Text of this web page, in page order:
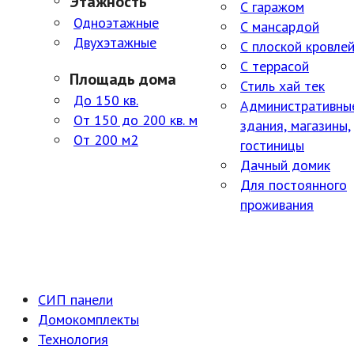
Одноэтажные
Двухэтажные
Площадь дома
До 150 кв.
От 150 до 200 кв. м
От 200 м2
С гаражом
С мансардой
С плоской кровлей
С террасой
Стиль хай тек
здания, магазины,
гостиницы
Дачный домик
Для постоянного
проживания
СИП панели
Домокомплекты
Технология